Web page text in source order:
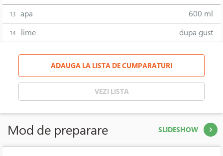
13 apa 600 ml
14 lime dupa gust
ADAUGA LA LISTA DE CUMPARATURI
VEZI LISTA
Mod de preparare SLIDESHOW